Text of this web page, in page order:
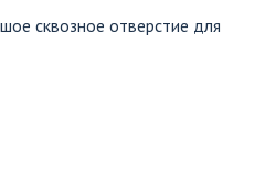
сквозное отверстие для